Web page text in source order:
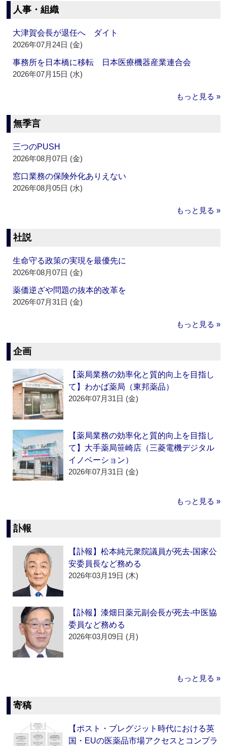
人事・組織
大津賀会長が退任へ ダイト
2026年07月24日 (金)
事務所を日本橋に移転 日本医療機器産業連合会
2026年07月15日 (水)
もっと見る »
無季言
三つのPUSH
2026年08月07日 (金)
窓口業務の保険外化ありえない
2026年08月05日 (水)
もっと見る »
社説
生命守る政策の実現を最優先に
2026年08月07日 (金)
薬価逆ざや問題の抜本的改革を
2026年07月31日 (金)
もっと見る »
企画
【薬局業務の効率化と質的向上を目指し
て】わかば薬局（東邦薬品）
2026年07月31日 (金)
【薬局業務の効率化と質的向上を目指し
て】大手薬局笹崎店（三菱電機デジタル
イノベーション）
2026年07月31日 (金)
もっと見る »
訃報
【訃報】松本純元衆院議員が死去‐国家公
安委員長など務める
2026年03月19日 (木)
【訃報】漆畑日薬元副会長が死去‐中医協
委員など務める
2026年03月09日 (月)
もっと見る »
寄稿
【ポスト・ブレグジット時代における英
国・EUの医薬品市場アクセスとコンプラ